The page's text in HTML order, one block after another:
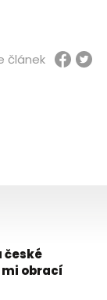
článek
české
mi obrací